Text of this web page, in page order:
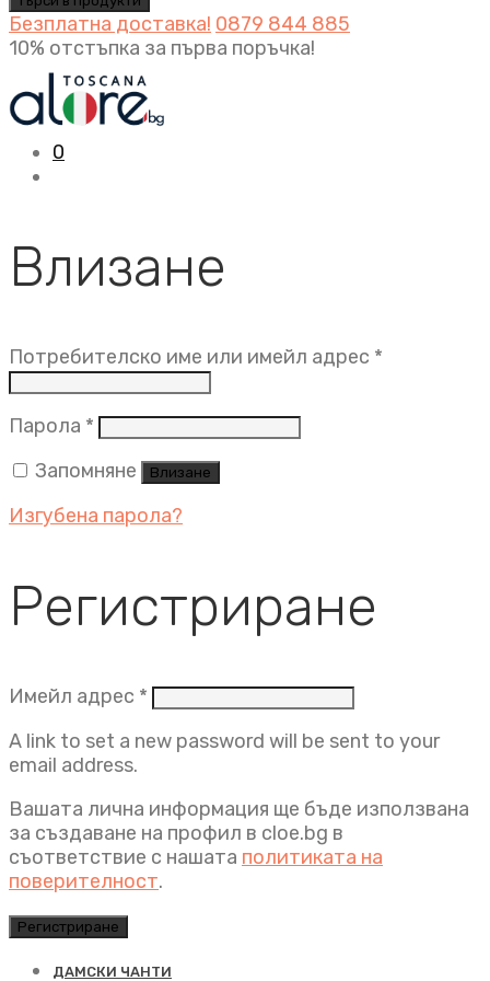
Безплатна доставка! 0879 844 885
10% отстъпка за първа поръчка!
0
Влизане
Потребителско име или имейл адрес *
Парола * Задължително
Запомняне
Влизане
Изгубена парола?
Регистриране
Имейл адрес * Задължително
A link to set a new password will be sent to your
email address.
Вашата лична информация ще бъде използвана
за създаване на профил в cloe.bg в
съответствие с нашата политиката на
поверителност.
Регистриране
ДАМСКИ ЧАНТИ